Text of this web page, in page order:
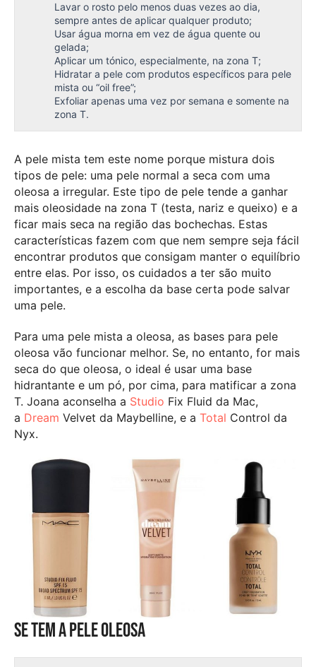
Lavar o rosto pelo menos duas vezes ao dia,
sempre antes de aplicar qualquer produto;
Usar água morna em vez de água quente ou
gelada;
Aplicar um tónico, especialmente, na zona T;
Hidratar a pele com produtos específicos para pele
mista ou “oil free”;
Exfoliar apenas uma vez por semana e somente na
zona T.
A pele mista tem este nome porque mistura dois
tipos de pele: uma pele normal a seca com uma
oleosa a irregular. Este tipo de pele tende a ganhar
mais oleosidade na zona T (testa, nariz e queixo) e a
ficar mais seca na região das bochechas. Estas
características fazem com que nem sempre seja fácil
encontrar produtos que consigam manter o equilíbrio
entre elas. Por isso, os cuidados a ter são muito
importantes, e a escolha da base certa pode salvar
uma pele.
Para uma pele mista a oleosa, as bases para pele
oleosa vão funcionar melhor. Se, no entanto, for mais
seca do que oleosa, o ideal é usar uma base
hidrantante e um pó, por cima, para matificar a zona
T. Joana aconselha a Studio Fix Fluid da Mac,
a Dream Velvet da Maybelline, e a Total Control da
Nyx.
Se tem a pele oleosa